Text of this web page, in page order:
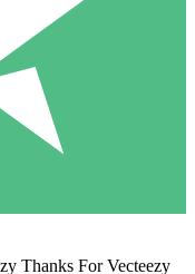
Thanks For Vecteezy